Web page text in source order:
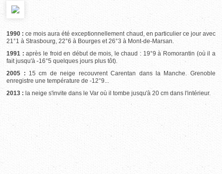
1990 : ce mois aura été exceptionnellement chaud, en particulier ce jour avec
21°1 à Strasbourg, 22°6 à Bourges et 26°3 à Mont-de-Marsan.
1991 : après le froid en début de mois, le chaud : 19°9 à Romorantin (où il a
fait jusqu'à -16°5 quelques jours plus tôt).
2005 : 15 cm de neige recouvrent Carentan dans la Manche. Grenoble
enregistre une température de -12°9...
2013 : la neige s'invite dans le Var où il tombe jusqu'à 20 cm dans l'intérieur.